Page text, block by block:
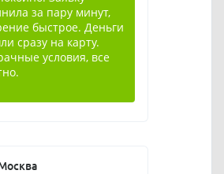
за пару минут,
быстрое. Деньги
сразу на карту.
условия, все